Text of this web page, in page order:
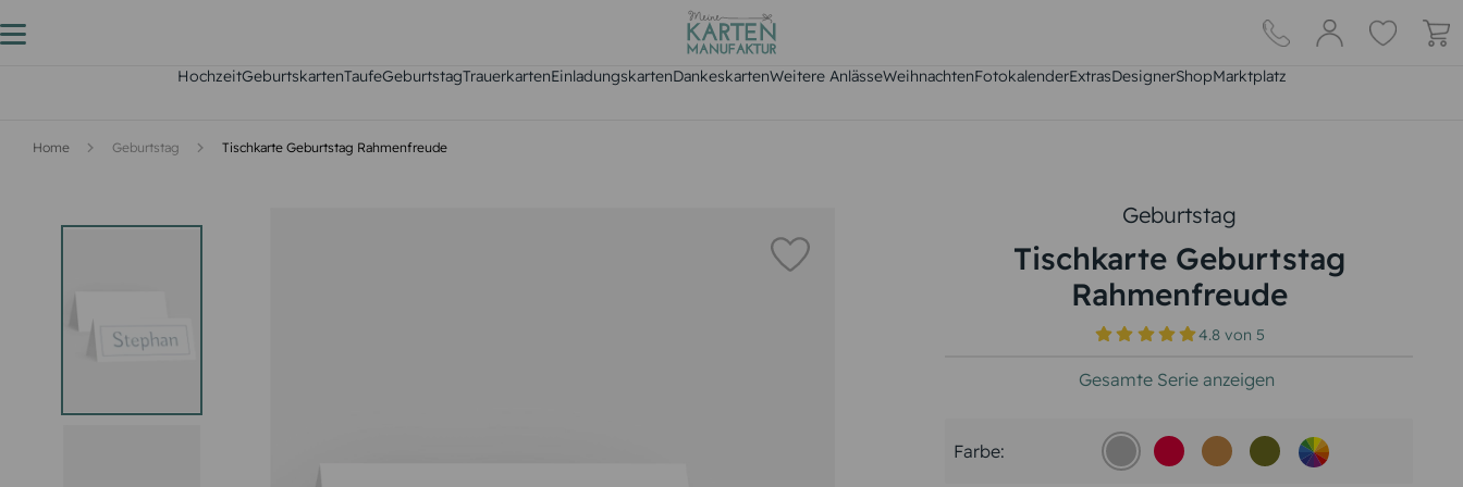
HochzeitGeburtskartenTaufeGeburtstagTrauerkartenEinladungskartenDankeskartenWeitere AnlässeWeihnachtenFotokalenderExtrasDesignerShopMarktplatz
Home Geburtstag Tischkarte Geburtstag Rahmenfreude
Geburtstag
Tischkarte Geburtstag
Rahmenfreude
4.8von 5
Gesamte Serie anzeigen
Farbe: